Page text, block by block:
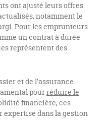
ont ajusté leurs offres
notamment le
. Pour les emprunteurs
un contrat à durée
représentent des
et de l’assurance
pourréduire le
financière, ces
dans la gestion